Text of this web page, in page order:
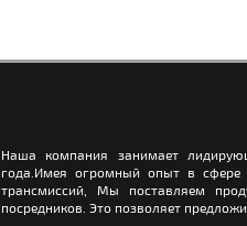
Наша компания занимает
года.Имея огромный опыт в сфере
трансмиссий, Мы поставляем
посредников. Это позволяет